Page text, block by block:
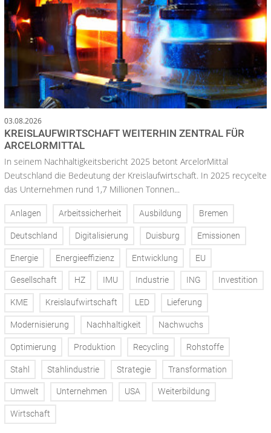
03.08.2026
KREISLAUFWIRTSCHAFT WEITERHIN ZENTRAL FÜR
ARCELORMITTAL
In seinem Nachhaltigkeitsbericht 2025 betont ArcelorMittal
Deutschland die Bedeutung der Kreislaufwirtschaft. In 2025 recycelte
das Unternehmen rund 1,7 Millionen Tonnen...
Anlagen Arbeitssicherheit Ausbildung Bremen
Deutschland Digitalisierung Duisburg Emissionen
Energie Energieeffizienz Entwicklung EU
Gesellschaft HZ IMU Industrie ING Investition
KME Kreislaufwirtschaft LED Lieferung
Modernisierung Nachhaltigkeit Nachwuchs
Optimierung Produktion Recycling Rohstoffe
Stahl Stahlindustrie Strategie Transformation
Umwelt Unternehmen USA Weiterbildung
Wirtschaft